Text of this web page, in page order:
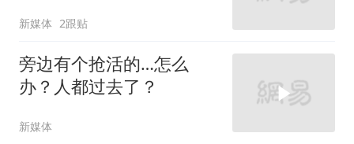
新媒体 2跟贴
旁边有个抢活的…怎么
办？人都过去了？
新媒体